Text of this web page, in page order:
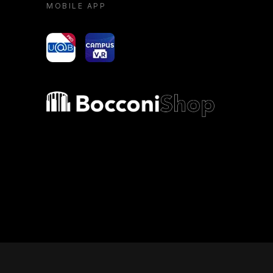
MOBILE APP
yoU@B Campus VR
Bocconi shop